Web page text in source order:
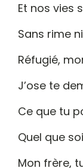
Et nos vies
Sans rime
Réfugié,
J’ose te
Ce que tu
Quel que
Mon frère,